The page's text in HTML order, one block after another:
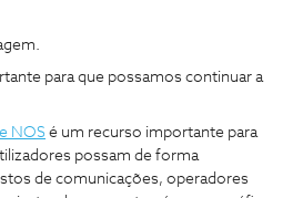
para que possamos continuar a
NOS é um recurso importante para
possam de forma
de comunicações, operadores